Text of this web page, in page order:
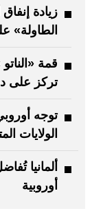
زيادة
الطاولة»
قمة
تركز على
توجه
الولايات
ألمانيا
أوروبية